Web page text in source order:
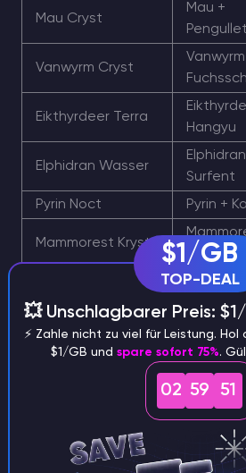
Mau Cryst
Mau +
Pengullet
Vanwyrm Cryst
Eikthyrdeer Terra
Hangyu
Elphidran Wasser
Surfent
Pyrin Noct
Pyrin +
Mammorest Kryst
Wumpo
Grizzbolt
Dinossom Lux
Jolthog +
Frostallion Noct
$1/GB
TOP-DEAL
💥 Unschlagbarer Preis:
⚡️ Zahle nicht zu viel für Leistung. Hol
$1/GB und spare sofort 75%.
02 59 50